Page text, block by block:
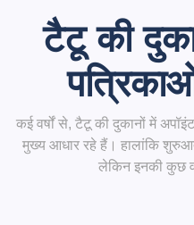
टैटू की
कई वर्षों से, टैटू की दुकानों में
मुख्य आधार रहे हैं। हालांकि
लेकिन इनकी कुछ